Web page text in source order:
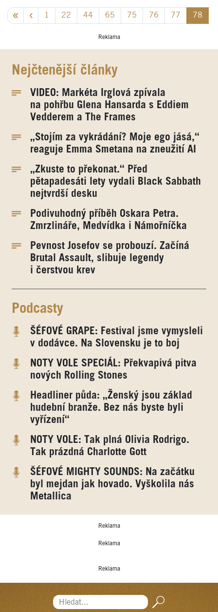
1 22 44 65 75 76 77 78
Reklama
Nejčtenější články
VIDEO: Markéta Irglová zpívala
na pohřbu Glena Hansarda s Eddiem
Vedderem a The Frames
„Stojím za vykrádání? Moje ego jásá,“
reaguje Emma Smetana na zneužití AI
„Zkuste to překonat.“ Před
pětapadesáti lety vydali Black Sabbath
nejtvrdší desku
Podivuhodný příběh Oskara Petra.
Zmrzlináře, Medvídka i Námořníčka
Pevnost Josefov se probouzí. Začíná
Brutal Assault, slibuje legendy
i čerstvou krev
Podcasty
ŠÉFOVÉ GRAPE: Festival jsme vymysleli
v dodávce. Na Slovensku je to boj
NOTY VOLE SPECIÁL: Překvapivá pitva
nových Rolling Stones
Headliner půda: „Ženský jsou základ
hudební branže. Bez nás byste byli
vyřízení“
NOTY VOLE: Tak plná Olivia Rodrigo.
Tak prázdná Charlotte Gott
ŠÉFOVÉ MIGHTY SOUNDS: Na začátku
byl mejdan jak hovado. Vyškolila nás
Metallica
Reklama
Reklama
Reklama
Hledat...